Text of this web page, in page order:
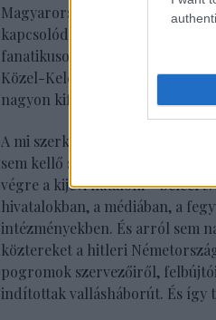
Magyarország! – illuzórikus
kapcsolódó tőkés körök, nem
fanatikusok által támogatott,
Közel-Keletnek a
nagyon kifogásolnák.
A mi szerkesztőségeink nem
sem kellő súllyal, hogy az
végre a kijevi hatalom –
hivatalokban, a médiában, a
intézményekben. És arról sem
köztereket a hitleri
pogromok szervezőiről,
indítottak vallásháborút. És így